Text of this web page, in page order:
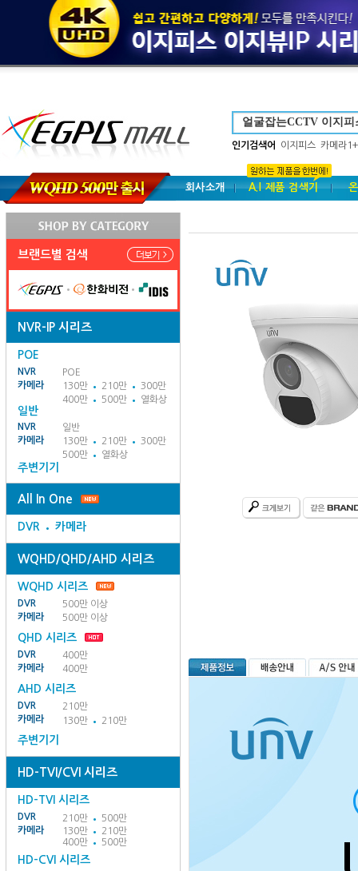
인기검색어 이지피스 카메라
회사소개 A.I 제품 검색기
브랜드별 검색
NVR-IP 시리즈
POE
NVR
POE
카메라
130만 210만
300만
400만
500만 열화상
일반
NVR
일반
카메라
130만 210만
300만
500만
열화상
주변기기
All In One
DVR 카메라
WQHD/QHD/AHD 시리즈
WQHD 시리즈
DVR
500만 이상
카메라
500만 이상
QHD 시리즈
DVR
400만
카메라
400만
AHD 시리즈
DVR
210만
카메라
130만 210만
주변기기
HD-TVI/CVI 시리즈
HD-TVI 시리즈
DVR 210만
500만
카메라
130만
210만
400만
500만
HD-CVI 시리즈